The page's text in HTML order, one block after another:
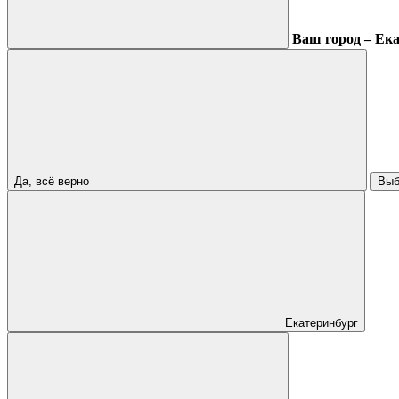
Ваш город –
Да, всё верно
Екатеринбург